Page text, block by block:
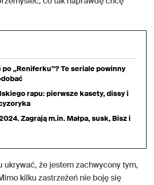
„Reniferku”? Te seriale powinny
rapu: pierwsze kasety, dissy i
Zagrają m.in. Małpa, susk, Bisz i
ukrywać, że jestem zachwycony tym,
kilku zastrzeżeń nie boję się